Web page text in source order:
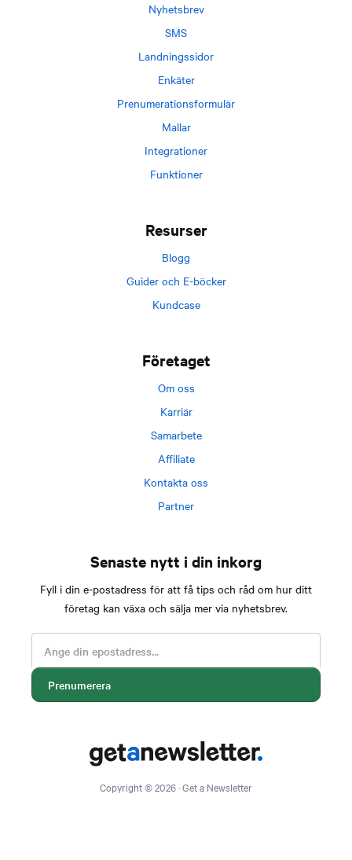
Nyhetsbrev
SMS
Landningssidor
Enkäter
Prenumerationsformulär
Mallar
Integrationer
Funktioner
Resurser
Blogg
Guider och E-böcker
Kundcase
Företaget
Om oss
Karriär
Samarbete
Affiliate
Kontakta oss
Partner
Senaste nytt i din inkorg
Fyll i din e-postadress för att få tips och råd om hur ditt
företag kan växa och sälja mer via nyhetsbrev.
Copyright © 2026 · Get a Newsletter